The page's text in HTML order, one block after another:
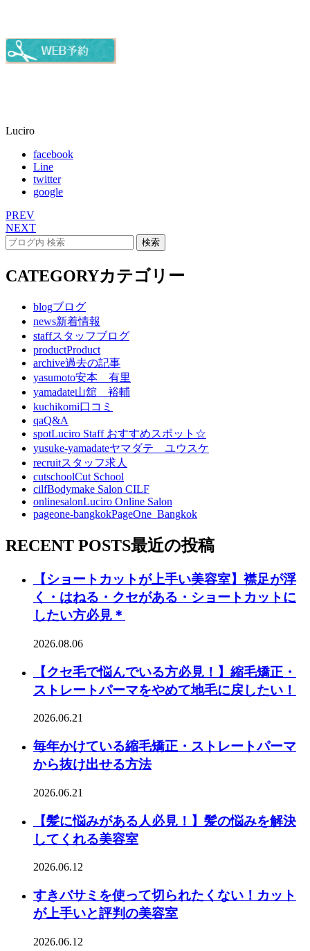
Luciro
facebook
Line
twitter
google
PREV
NEXT
CATEGORYカテゴリー
blogブログ
news新着情報
staffスタッフブログ
productProduct
archive過去の記事
yasumoto安本 有里
yamadate山舘 裕輔
kuchikomi口コミ
qaQ&A
spotLuciro Staff おすすめスポット☆
yusuke-yamadateヤマダテ ユウスケ
recruitスタッフ求人
cutschoolCut School
cilfBodymake Salon CILF
onlinesalonLuciro Online Salon
pageone-bangkokPageOne_Bangkok
RECENT POSTS最近の投稿
【ショートカットが上手い美容室】襟足が浮
く・はねる・クセがある・ショートカットに
したい方必見＊
2026.08.06
【クセ毛で悩んでいる方必見！】縮毛矯正・
ストレートパーマをやめて地毛に戻したい！
2026.06.21
毎年かけている縮毛矯正・ストレートパーマ
から抜け出せる方法
2026.06.21
【髪に悩みがある人必見！】髪の悩みを解決
してくれる美容室
2026.06.12
すきバサミを使って切られたくない！カット
が上手いと評判の美容室
2026.06.12